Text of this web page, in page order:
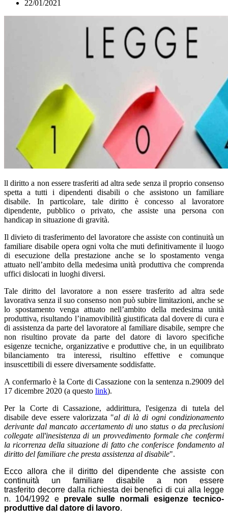
22/01/2021
ll diritto a non essere trasferiti ad altra sede senza il proprio consenso
spetta a tutti i dipendenti disabili o che assistono un familiare
disabile. In particolare, tale diritto è concesso al lavoratore
dipendente, pubblico o privato, che assiste una persona con
handicap in situazione di gravità.
Il divieto di trasferimento del lavoratore che assiste con continuità un
familiare disabile opera ogni volta che muti definitivamente il luogo
di esecuzione della prestazione anche se lo spostamento venga
attuato nell’ambito della medesima unità produttiva che comprenda
uffici dislocati in luoghi diversi.
Tale diritto del lavoratore a non essere trasferito ad altra sede
lavorativa senza il suo consenso non può subire limitazioni, anche se
lo spostamento venga attuato nell’ambito della medesima unità
produttiva, risultando l’inamovibilità giustificata dal dovere di cura e
di assistenza da parte del lavoratore al familiare disabile, sempre che
non risultino provate da parte del datore di lavoro specifiche
esigenze tecniche, organizzative e produttive che, in un equilibrato
bilanciamento tra interessi, risultino effettive e comunque
insuscettibili di essere diversamente soddisfatte.
A confermarlo è la Corte di Cassazione con la sentenza n.29009 del
17 dicembre 2020 (a questo link).
Per la Corte di Cassazione, addirittura, l'esigenza di tutela del
disabile deve essere valorizzata "al di là di ogni condizionamento
derivante dal mancato accertamento di uno status o da preclusioni
collegate all'inesistenza di un provvedimento formale che confermi
la ricorrenza della situazione di fatto che conferisce fondamento al
diritto del familiare che presta assistenza al disabile".
Ecco allora che i l diritto del dipendente che assiste con
continuità un familiare disabile a non essere
trasferito decorre dalla richiesta dei benefici di cui alla legge
n. 104/1992 e prevalesulle normali esigenzetecnico-
produttive dal datore di lavoro.